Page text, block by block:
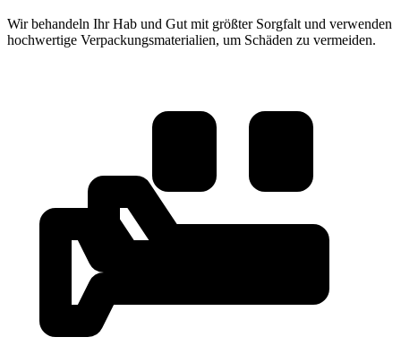
Wir behandeln Ihr Hab und Gut mit größter Sorgfalt und verwenden
hochwertige Verpackungsmaterialien, um Schäden zu vermeiden.